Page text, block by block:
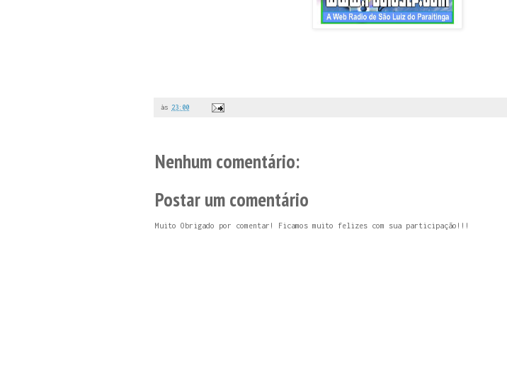
às 23:00
Nenhum comentário:
Postar um comentário
Muito Obrigado por comentar! Ficamos muito felizes com sua participação!!!